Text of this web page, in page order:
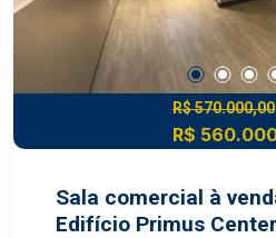
R$ 570.000,00
R$
Sala comercial à
Edifício Primus Center